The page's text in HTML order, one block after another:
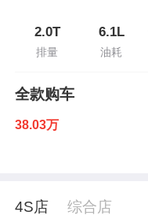
2.0T
排量
6.1L
油耗
全款购车
38.03万
4S店 综合店